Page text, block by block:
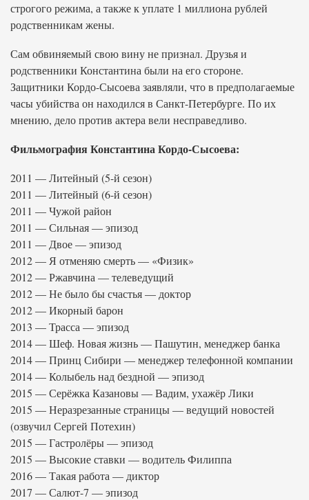
строгого режима, а также к уплате 1 миллиона рублей
родственникам жены.
Сам обвиняемый свою вину не признал. Друзья и
родственники Константина были на его стороне.
Защитники Кордо-Сысоева заявляли, что в предполагаемые
часы убийства он находился в Санкт-Петербурге. По их
мнению, дело против актера вели несправедливо.
Фильмография Константина Кордо-Сысоева:
2011 — Литейный (5-й сезон)
2011 — Литейный (6-й сезон)
2011 — Чужой район
2011 — Сильная — эпизод
2011 — Двое — эпизод
2012 — Я отменяю смерть — «Физик»
2012 — Ржавчина — телеведущий
2012 — Не было бы счастья — доктор
2012 — Икорный барон
2013 — Трасса — эпизод
2014 — Шеф. Новая жизнь — Пашутин, менеджер банка
2014 — Принц Сибири — менеджер телефонной компании
2014 — Колыбель над бездной — эпизод
2015 — Серёжка Казановы — Вадим, ухажёр Лики
2015 — Неразрезанные страницы — ведущий новостей
(озвучил Сергей Потехин)
2015 — Гастролёры — эпизод
2015 — Высокие ставки — водитель Филиппа
2016 — Такая работа — диктор
2017 — Салют-7 — эпизод